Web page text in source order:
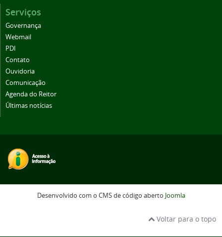
Serviços
Governança
Webmail
PDI
Contato
Ouvidoria
Comunicação
Agenda do Reitor
Últimas notícias
Desenvolvido com o CMS de código aberto Joomla
Voltar para o topo